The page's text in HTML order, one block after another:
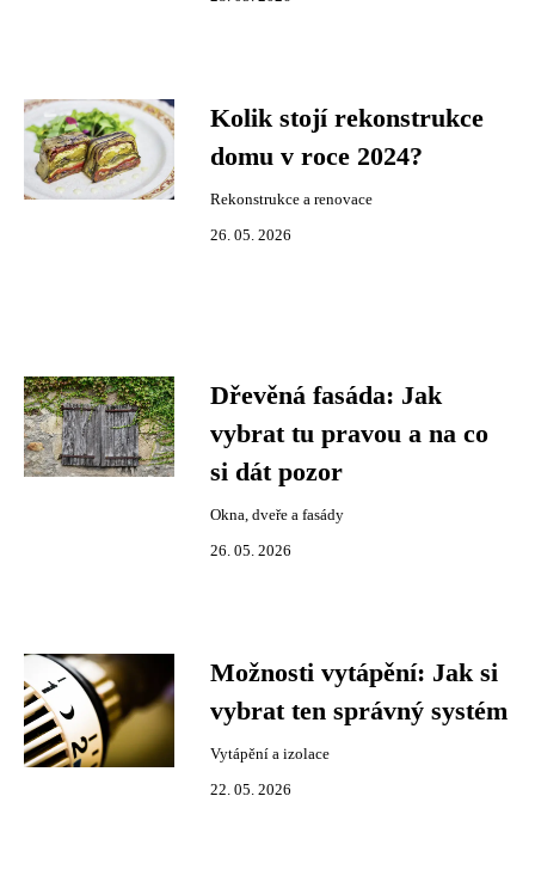
Kolik stojí rekonstrukce
domu v roce 2024?
Rekonstrukce a renovace
26. 05. 2026
Dřevěná fasáda: Jak
vybrat tu pravou a na co
si dát pozor
Okna, dveře a fasády
26. 05. 2026
Možnosti vytápění: Jak si
vybrat ten správný systém
Vytápění a izolace
22. 05. 2026